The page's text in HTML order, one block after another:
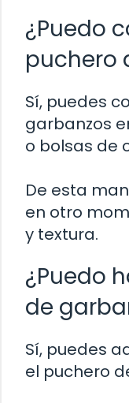
¿Puedo
puchero
Sí, puedes
garbanzos
o bolsas de
De esta
en otro
y textura.
¿Puedo
de
Sí, puedes
el puchero